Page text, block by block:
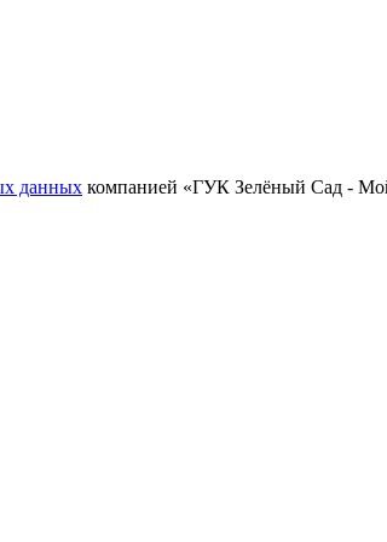
данных компанией «ГУК Зелёный Сад -